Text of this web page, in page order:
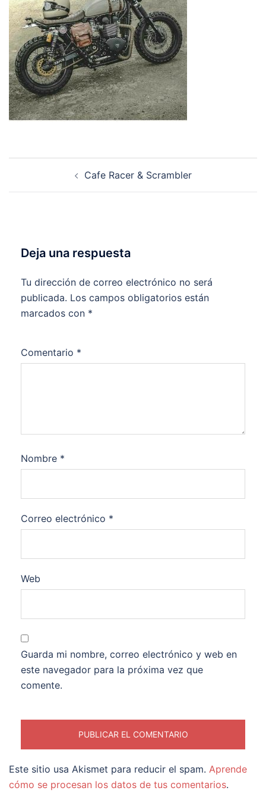
Cafe Racer & Scrambler
Deja una respuesta
Tu dirección de correo electrónico no será
publicada. Los campos obligatorios están
marcados con *
Comentario *
Nombre *
Correo electrónico *
Web
Guarda mi nombre, correo electrónico y web en
este navegador para la próxima vez que
comente.
Este sitio usa Akismet para reducir el spam. Aprende
cómo se procesan los datos de tus comentarios.